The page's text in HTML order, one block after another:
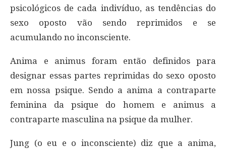
psicológicos de cada indivíduo, as tendências do
sexo oposto vão sendo reprimidos e se
acumulando no inconsciente.
Anima e animus foram então definidos para
designar essas partes reprimidas do sexo oposto
em nossa psique. Sendo a anima a contraparte
feminina da psique do homem e animus a
contraparte masculina na psique da mulher.
Jung (o eu e o inconsciente) diz que a anima,